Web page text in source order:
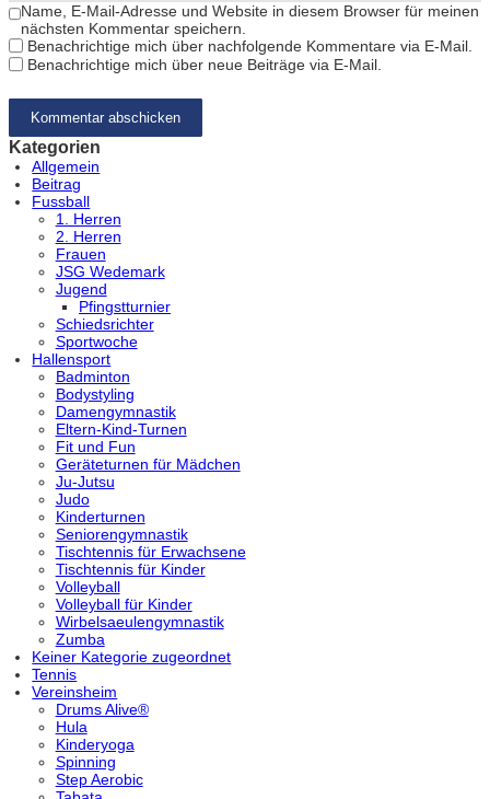
Name, E-Mail-Adresse und Website in diesem Browser für meinen
nächsten Kommentar speichern.
Benachrichtige mich über nachfolgende Kommentare via E-Mail.
Benachrichtige mich über neue Beiträge via E-Mail.
Kategorien
Allgemein
Beitrag
Fussball
1. Herren
2. Herren
Frauen
JSG Wedemark
Jugend
Pfingstturnier
Schiedsrichter
Sportwoche
Hallensport
Badminton
Bodystyling
Damengymnastik
Eltern-Kind-Turnen
Fit und Fun
Geräteturnen für Mädchen
Ju-Jutsu
Judo
Kinderturnen
Seniorengymnastik
Tischtennis für Erwachsene
Tischtennis für Kinder
Volleyball
Volleyball für Kinder
Wirbelsaeulengymnastik
Zumba
Keiner Kategorie zugeordnet
Tennis
Vereinsheim
Drums Alive®
Hula
Kinderyoga
Spinning
Step Aerobic